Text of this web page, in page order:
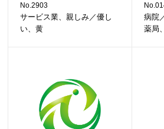
No.2903
サービス業、親しみ／優し
い、黄
病院
薬局